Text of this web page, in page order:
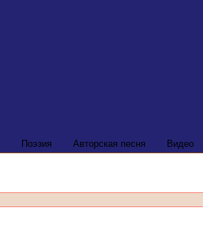
Поэзия Авторская песня Видео